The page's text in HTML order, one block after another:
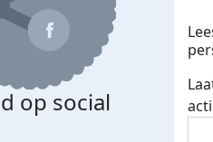
op social